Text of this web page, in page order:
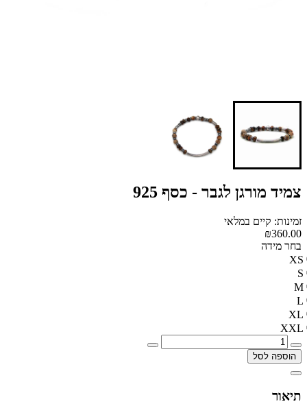
צמיד מורגן לגבר - כסף 925
זמינות: קיים במלאי
₪360.00
בחר מידה
XS
S
M
L
XL
XXL
הוספה לסל
תיאור